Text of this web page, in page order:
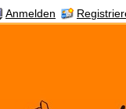
Anmelden